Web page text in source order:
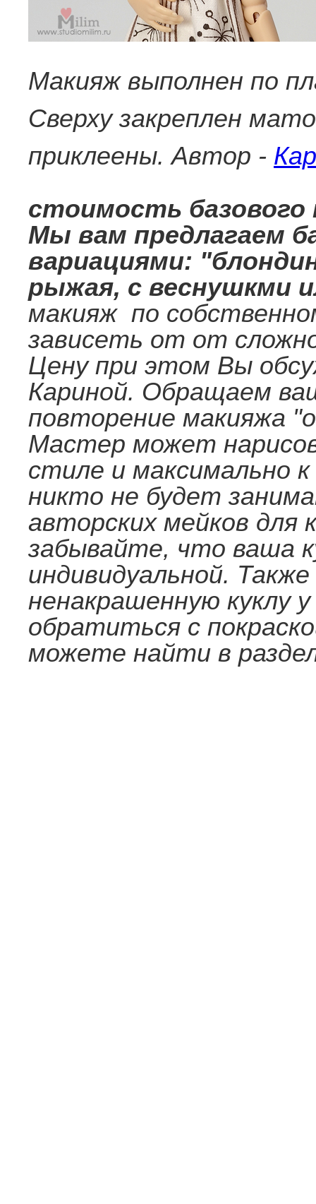
Макияж выполнен по
Сверху закреплен
приклеены. Автор -
стоимость базового
Мы вам предлагаем
вариациями:
рыжая, с веснушкми
макияж по
зависеть от от
Цену при этом Вы
Кариной. Обращаем
повторение макияжа
Мастер может
стиле и максимально
никто не будет
авторских мейков для
забывайте, что ваша
индивидуальной.
ненакрашенную куклу
обратиться с
можете найти в